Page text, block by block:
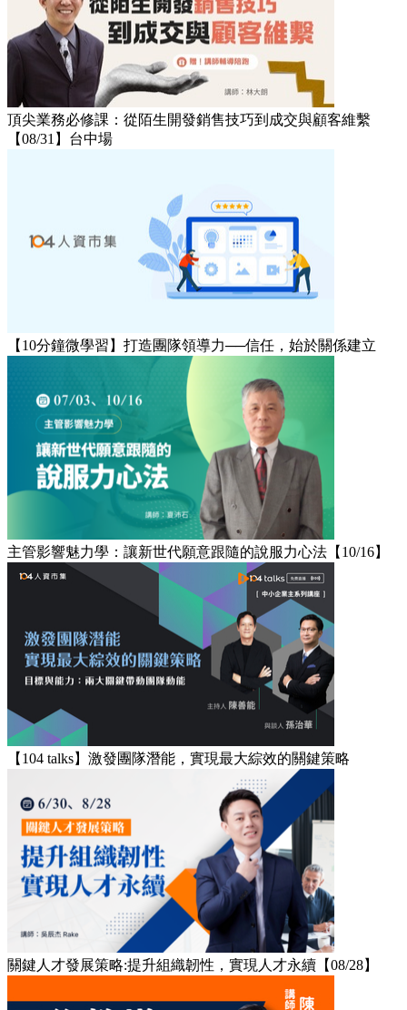
頂尖業務必修課：從陌生開發銷售技巧到成交與顧客維繫
【08/31】台中場
【10分鐘微學習】打造團隊領導力──信任，始於關係建立
主管影響魅力學：讓新世代願意跟隨的說服力心法【10/16】
【104 talks】激發團隊潛能，實現最大綜效的關鍵策略
關鍵人才發展策略:提升組織韌性，實現人才永續【08/28】